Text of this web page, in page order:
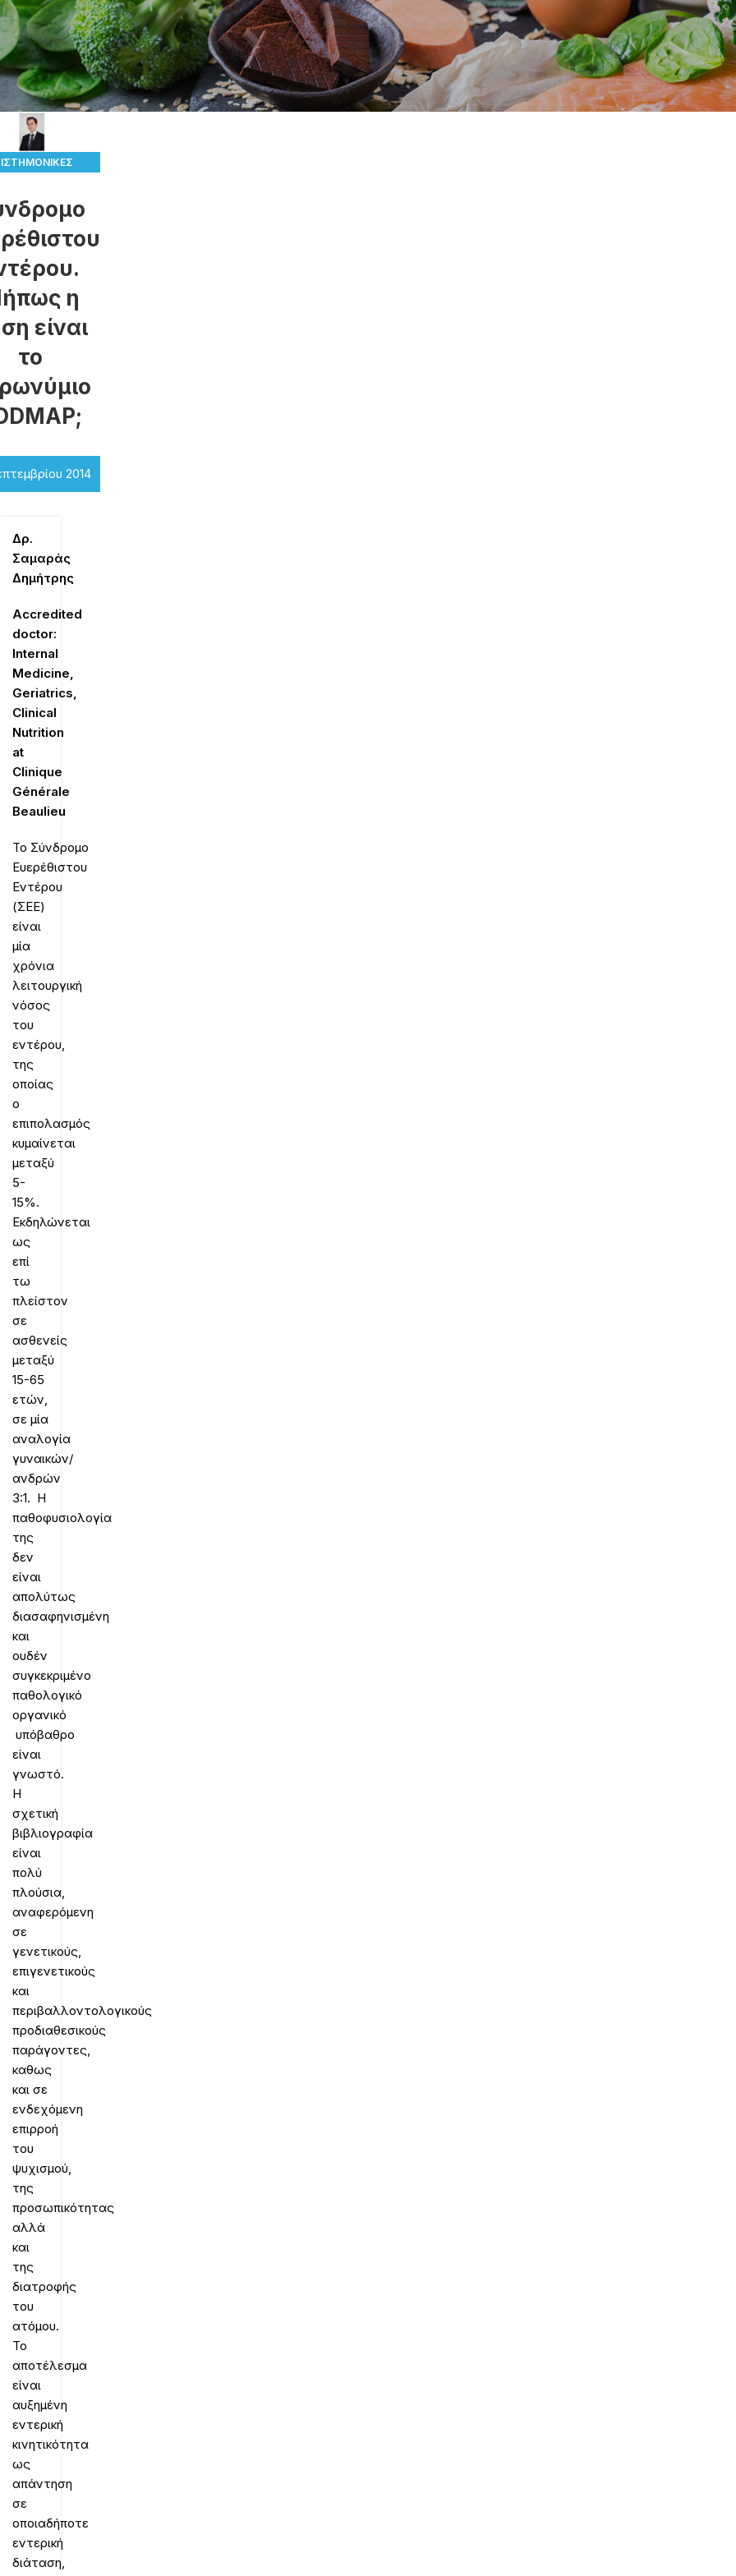
η
είναι
το
2014
Δρ.
Σαμαράς
Δημήτρης
Accredited
doctor:
Internal
Medicine,
Geriatrics,
Clinical
Nutrition
at
Clinique
Générale
Beaulieu
Το Σύνδρομο
Ευερέθιστου
Εντέρου
(ΣΕΕ)
είναι
μία
χρόνια
λειτουργική
νόσος
του
εντέρου,
της
οποίας
ο
επιπολασμός
κυμαίνεται
μεταξύ
5-
15%.
Εκδηλώνεται
ως
επί
τω
πλείστον
σε
ασθενείς
μεταξύ
15-65
ετών,
σε μία
αναλογία
γυναικών/
ανδρών
3:1. Η
παθοφυσιολογία
της
δεν
είναι
απολύτως
διασαφηνισμένη
και
ουδέν
συγκεκριμένο
παθολογικό
οργανικό
υπόβαθρο
είναι
γνωστό.
Η
σχετική
βιβλιογραφία
είναι
πολύ
πλούσια,
αναφερόμενη
σε
γενετικούς,
επιγενετικούς
και
περιβαλλοντολογικούς
προδιαθεσικούς
παράγοντες,
καθως
και σε
ενδεχόμενη
επιρροή
του
ψυχισμού,
της
προσωπικότητας
αλλά
και
της
διατροφής
του
ατόμου.
Το
αποτέλεσμα
είναι
αυξημένη
εντερική
κινητικότητα
ως
απάντηση
σε
οποιαδήποτε
εντερική
διάταση,